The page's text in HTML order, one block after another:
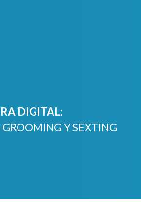
DIGITAL:
Y SEXTING